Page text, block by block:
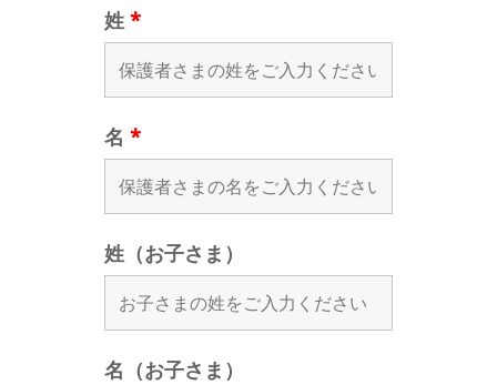
姓 *
名 *
姓（お子さま）
名（お子さま）